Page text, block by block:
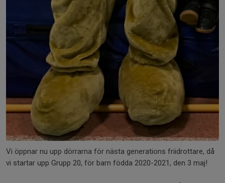
Vi öppnar nu upp dörrarna för nästa generations friidrottare, då
vi startar upp Grupp 20, för barn födda 2020-2021, den 3 maj!